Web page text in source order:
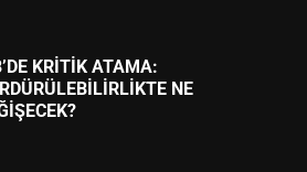
GURURU TÜRKİYE
NE BAŞARDI?